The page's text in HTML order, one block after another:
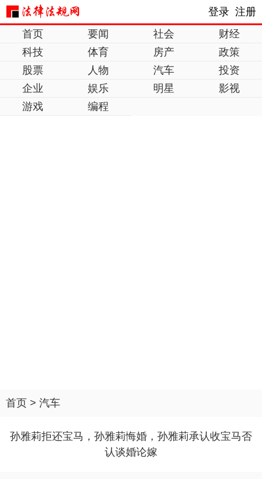
登录 注册
首页
要闻 社会
财经
科技
体育 房产
政策
股票
人物 汽车
投资
企业
娱乐 明星
影视
游戏
编程
首页 > 汽车
孙雅莉拒还宝马，孙雅莉悔婚，孙雅莉承认收宝马否
认谈婚论嫁